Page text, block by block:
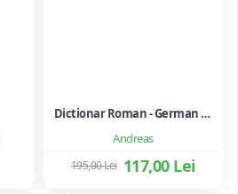
Andreas
Dictionar Roman - German - Mihai Anutei
117,00 Lei
195,00 Lei